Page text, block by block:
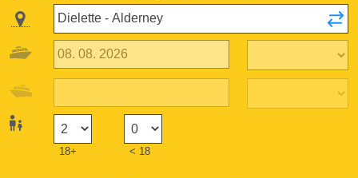
18+ < 18